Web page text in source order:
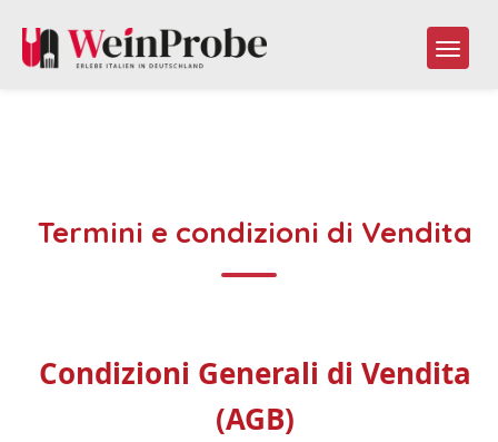
Termini e condizioni di Vendita
Condizioni Generali di Vendita
(AGB)